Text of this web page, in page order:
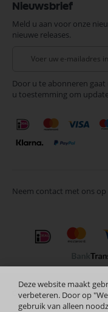
Nieuwsbrief
Meld u aan voor onze
nieuwe releases.
onze
nieuwsbrief
Door u te abonneren
u toestemming om
Neem contact met ons op
Deze website maakt
verbeteren. Door op
gebruik van alleen
Copyright © 2024 Selectra